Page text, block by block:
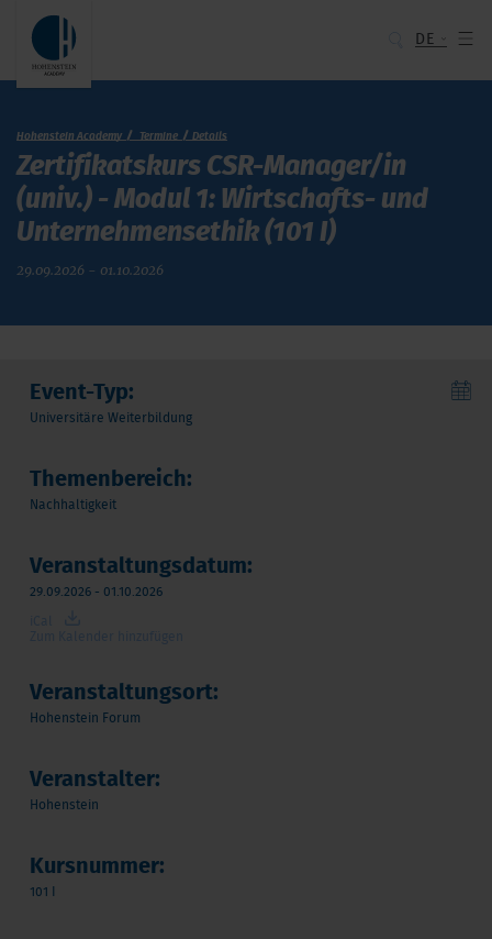
DE
Hohenstein Academy Termine Details
Zertifikatskurs CSR-Manager/in
(univ.) - Modul 1: Wirtschafts- und
Unternehmensethik (101 I)
29.09.2026 - 01.10.2026
Event-Typ:
Universitäre Weiterbildung
Themenbereich:
Nachhaltigkeit
Veranstaltungsdatum:
29.09.2026 - 01.10.2026
Veranstaltungsort:
Hohenstein Forum
Veranstalter:
Hohenstein
Kursnummer:
101 I